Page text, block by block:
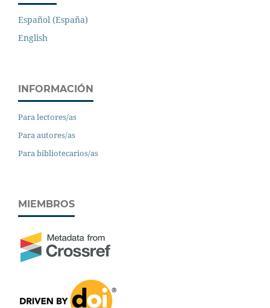
Español (España)
English
INFORMACIÓN
Para lectores/as
Para autores/as
Para bibliotecarios/as
MIEMBROS